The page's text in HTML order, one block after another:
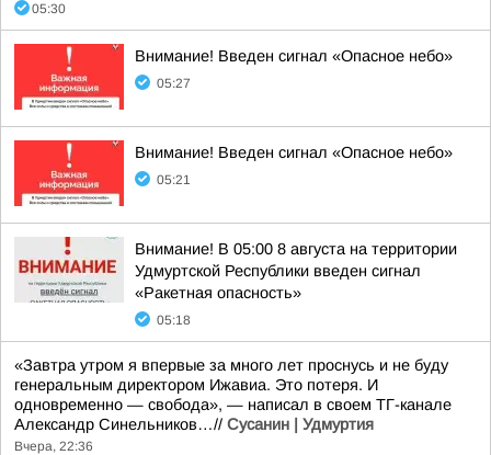
05:30
Внимание! Введен сигнал «Опасное небо»
05:27
Внимание! Введен сигнал «Опасное небо»
05:21
Внимание! В 05:00 8 августа на территории
Удмуртской Республики введен сигнал
«Ракетная опасность»
05:18
«Завтра утром я впервые за много лет проснусь и не буду
генеральным директором Ижавиа. Это потеря. И
одновременно — свобода», — написал в своем ТГ-канале
Александр Синельников…// Сусанин | Удмуртия
Вчера, 22:36